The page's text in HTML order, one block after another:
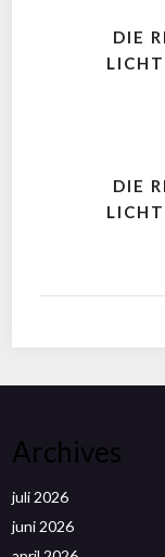
DIE
DIE
Archives
juli 2026
juni 2026